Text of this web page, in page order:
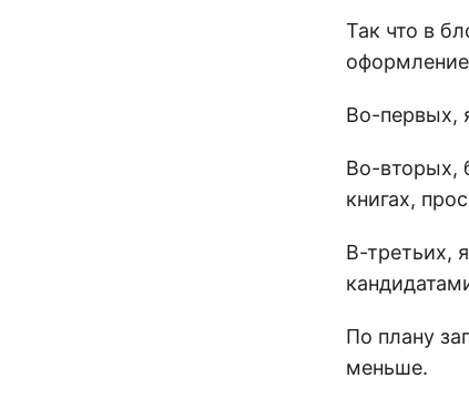
Так что в
Во-первых,
Во-вторых,
книгах,
В-третьих,
По плану
меньше.